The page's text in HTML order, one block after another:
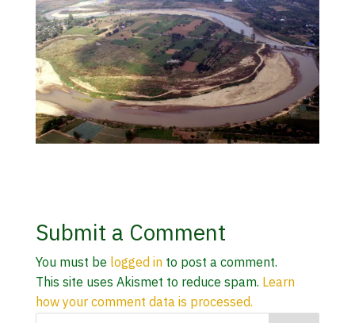
Submit a Comment
You must be logged into post a comment.
This site uses Akismet to reduce spam. Learn
how your comment data is processed.